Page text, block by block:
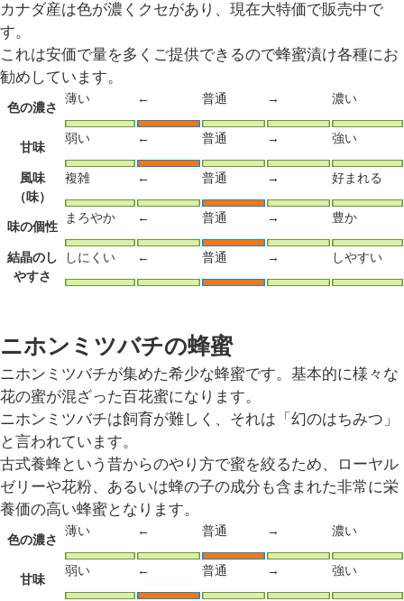
カナダ産は色が濃くクセがあり、現在大特価で販売中で
す。
これは安価で量を多くご提供できるので蜂蜜漬け各種にお
勧めしています。
色の濃さ
薄い ← 普通 → 濃い
甘味
弱い ← 普通 → 強い
風味
（味）
複雑 ← 普通 → 好まれる
味の個性
まろやか ← 普通 → 豊か
結晶のし
やすさ
しにくい ← 普通 → しやすい
ニホンミツバチの蜂蜜
ニホンミツバチが集めた希少な蜂蜜です。基本的に様々な
花の蜜が混ざった百花蜜になります。
ニホンミツバチは飼育が難しく、それは「幻のはちみつ」
と言われています。
古式養蜂という昔からのやり方で蜜を絞るため、ローヤル
ゼリーや花粉、あるいは蜂の子の成分も含まれた非常に栄
養価の高い蜂蜜となります。
色の濃さ
薄い ← 普通 → 濃い
甘味
弱い ← 普通 → 強い